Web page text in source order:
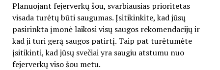
Planuojant fejerverkų šou, svarbiausias prioritetas
visada turėtų būti saugumas. Įsitikinkite, kad jūsų
pasirinkta įmonė laikosi visų saugos rekomendacijų ir
kad ji turi gerą saugos patirtį. Taip pat turėtumėte
įsitikinti, kad jūsų svečiai yra saugiu atstumu nuo
fejerverkų viso šou metu.